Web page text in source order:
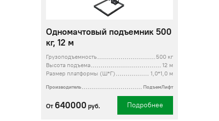
Одномачтовый подъемник 500
кг, 12 м
Грузоподъемность
500 кг
Высота подъема
12 м
Размер платформы (Ш*Г)
1,0*1,0 м
Производитель ПодъемЛифт
От 640000 руб. Подробнее